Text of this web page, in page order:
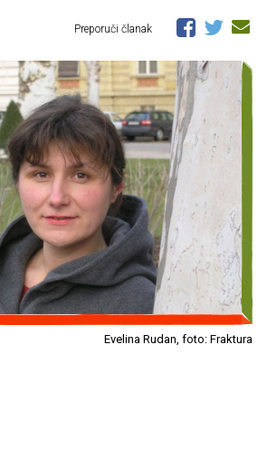
Preporuči članak
Evelina Rudan, foto: Fraktura